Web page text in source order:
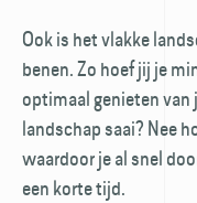
Ook is het vlakke
benen. Zo hoef jij je
optimaal genieten van
landschap saai? Nee
waardoor je al snel
een korte tijd.